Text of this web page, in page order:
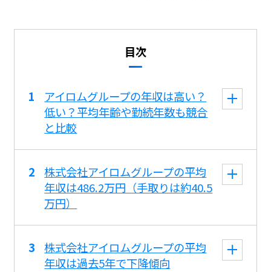
目次
アイロムグループの年収は高い？
低い？平均年齢や勤続年数も競合
と比較
株式会社アイロムグループの平均
年収は486.2万円（手取りは約40.5
万円）
株式会社アイロムグループの平均
年収は過去5年で下降傾向